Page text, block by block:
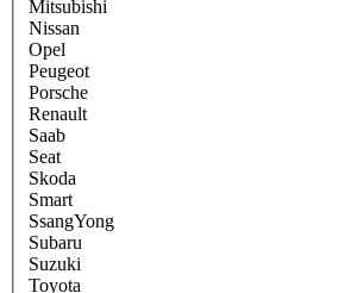
Mitsubishi
Nissan
Opel
Peugeot
Porsche
Renault
Saab
Seat
Skoda
Smart
SsangYong
Subaru
Suzuki
Toyota